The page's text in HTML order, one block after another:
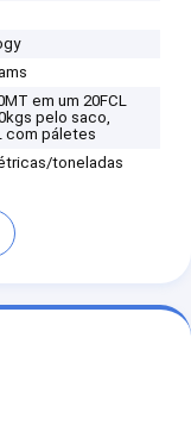
em um 20FCL
pelo saco,
com páletes
toneladas